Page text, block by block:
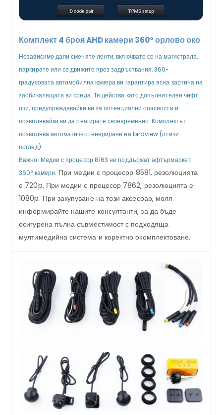
Комплект 4 броя AHD камери 360° орлово око
Независимо дали сменяте ленти, включвате се на магистрала,
паркирате или се движите през задръствания, 360-
градусовата автомобилна камера ви гарантира ясна картина на
заобикалящата ви среда. Тя действа като допълнителен чифт
очи, предупреждавайки ви за потенциални опасности и
позволявайки ви да реагирате своевременно. Комплектът
позволява автоматично генериране на birdview (птичи
поглед).
Важно: Медии с процесор 8163 не поддържат афтърмаркет
360° камери. При медии с процесор 8581, резолюцията
е 720p. При медии с процесор 7862, резолюцията е
1080p. При закупуване на този аксесоар, моля
информирайте нашите консултанти, за да бъде
осигурена пълна съвместимост с подходяща
мултимедийна система и коректно окомплектоване.